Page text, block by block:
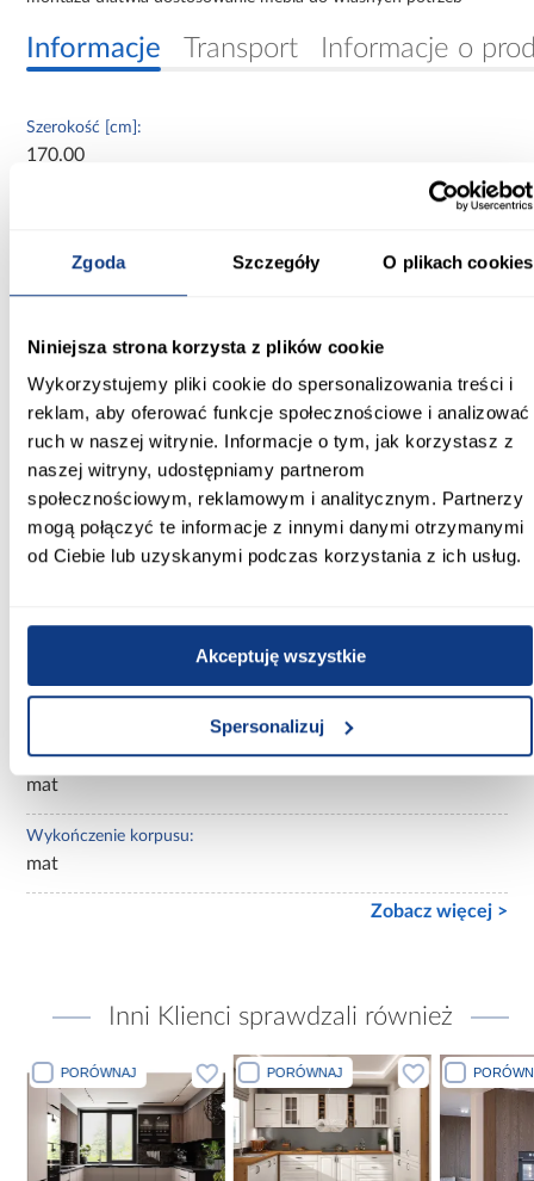
Zgoda Szczegóły O plikach cookies
Niniejsza strona korzysta z plików cookie
Wykorzystujemy pliki cookie do spersonalizowania treści i
reklam, aby oferować funkcje społecznościowe i analizować
ruch w naszej witrynie. Informacje o tym, jak korzystasz z
naszej witryny, udostępniamy partnerom
społecznościowym, reklamowym i analitycznym. Partnerzy
mogą połączyć te informacje z innymi danymi otrzymanymi
od Ciebie lub uzyskanymi podczas korzystania z ich usług.
Akceptuję wszystkie
Spersonalizuj
Informacje Transport Informacje o
Szerokość [cm]:
170.00
Kolor frontów:
artisan/czarny
Kolor korpusu:
dąb artisan
Wybarwienie:
jasne drewnopodobne
bez lustra
3-drzwiowa
Wykończenie frontów:
mat
Wykończenie korpusu:
mat
Zobacz więcej >
Inni Klienci sprawdzali również
PORÓWNAJ PORÓWNAJ